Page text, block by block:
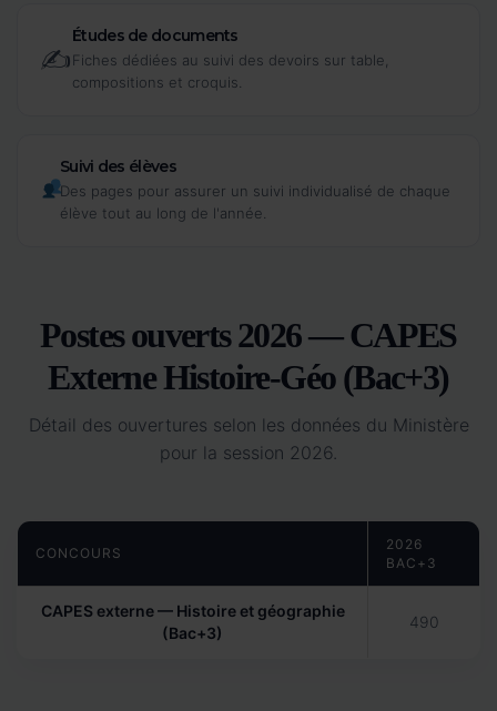
✍️
Études de documents
Fiches dédiées au suivi des devoirs sur table,
compositions et croquis.
Suivi des élèves
Des pages pour assurer un suivi individualisé de chaque
élève tout au long de l'année.
Postes ouverts 2026 — CAPES
Externe Histoire-Géo (Bac+3)
Détail des ouvertures selon les données du Ministère
pour la session 2026.
CONCOURS
2026
BAC+3
CAPES externe — Histoire et géographie
(Bac+3)
490